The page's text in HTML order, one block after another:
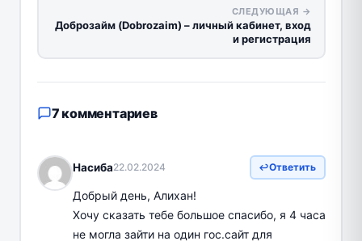
СЛЕДУЮЩАЯ →
Доброзайм (Dobrozaim) – личный кабинет, вход
и регистрация
7 комментариев
Насиба22.02.2024 Ответить
Добрый день, Алихан!
Хочу сказать тебе большое спасибо, я 4 часа
не могла зайти на один гос.сайт для